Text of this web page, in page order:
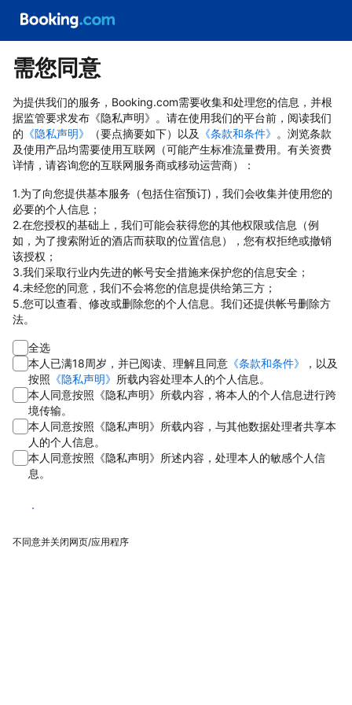
需您同意
为提供我们的服务，Booking.com需要收集和处理您的信息，并根
据监管要求发布《隐私声明》。请在使用我们的平台前，阅读我们
的 《隐私声明》 （要点摘要如下）以及 《条款和条件》 。浏览条款
及使用产品均需要使用互联网（可能产生标准流量费用。有关资费
详情，请咨询您的互联网服务商或移动运营商）：
1.为了向您提供基本服务（包括住宿预订)，我们会收集并使用您的
必要的个人信息；
2.在您授权的基础上，我们可能会获得您的其他权限或信息（例
如，为了搜索附近的酒店而获取的位置信息），您有权拒绝或撤销
该授权；
3.我们采取行业内先进的帐号安全措施来保护您的信息安全；
4.未经您的同意，我们不会将您的信息提供给第三方；
5.您可以查看、修改或删除您的个人信息。我们还提供帐号删除方
法。
全选
本人已满18周岁，并已阅读、理解且同意 《条款和条件》
，以及
按照 《隐私声明》 所载内容处理本人的个人信息。
本人同意按照《隐私声明》所载内容，将本人的个人信息进行跨
境传输。
本人同意按照《隐私声明》所载内容，与其他数据处理者共享本
人的个人信息。
本人同意按照《隐私声明》所述内容，处理本人的敏感个人信
息。
同意
不同意并关闭网页/应用程序